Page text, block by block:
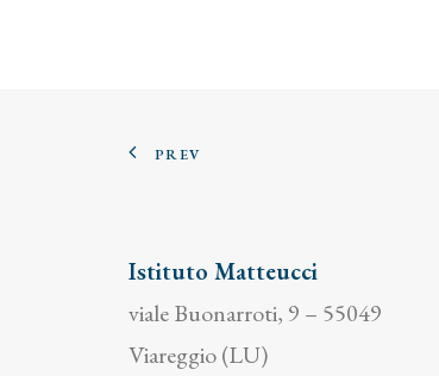
PREV
Istituto Matteucci
viale Buonarroti, 9 – 55049
Viareggio (LU)